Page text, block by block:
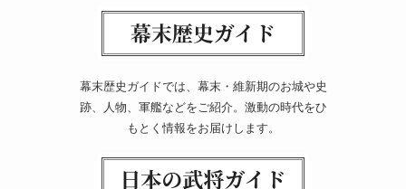
幕末歴史ガイドでは、幕末・維新期のお城や史
跡、人物、軍艦などをご紹介。激動の時代をひ
もとく情報をお届けします。